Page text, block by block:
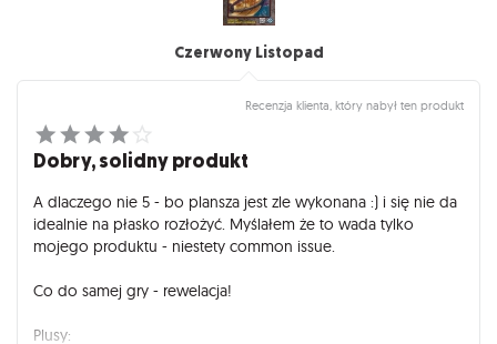
Czerwony Listopad
Recenzja klienta, który nabył ten produkt
Dobry, solidny produkt
A dlaczego nie 5 - bo plansza jest zle wykonana :) i się nie da
idealnie na płasko rozłożyć. Myślałem że to wada tylko
mojego produktu - niestety common issue.
Co do samej gry - rewelacja!
Plusy: